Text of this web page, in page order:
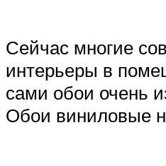
Сейчас многие
интерьеры в
сами обои очень
Обои виниловые